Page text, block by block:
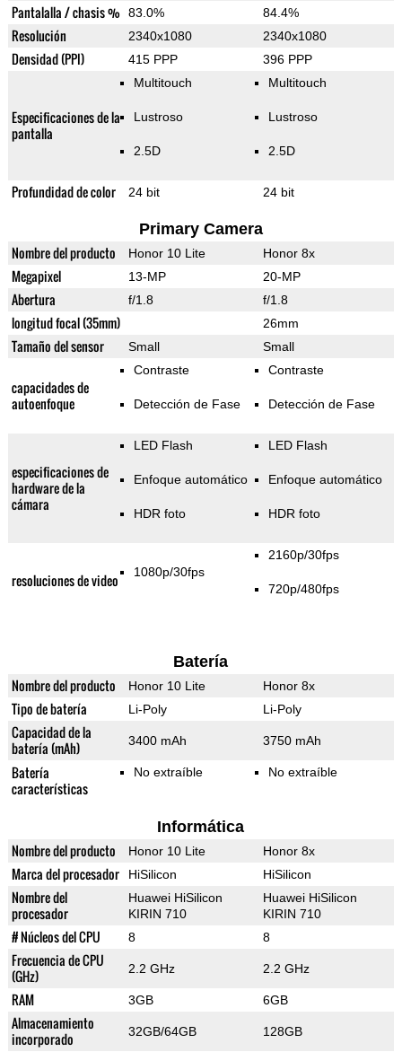
Pantalalla / chasis % 83.0% 84.4%
Resolución 2340x1080 2340x1080
Densidad (PPI) 415 PPP 396 PPP
Especificaciones de la
pantalla
Multitouch
Lustroso
2.5D
Multitouch
Lustroso
2.5D
Profundidad de color 24 bit 24 bit
Primary Camera
Nombre del producto Honor 10 Lite Honor 8x
Megapixel 13-MP 20-MP
Abertura f/1.8 f/1.8
longitud focal (35mm) 26mm
Tamaño del sensor Small Small
capacidades de
autoenfoque
Contraste
Detección de Fase
Contraste
Detección de Fase
especificaciones de
hardware de la
cámara
LED Flash
Enfoque automático
HDR foto
LED Flash
Enfoque automático
HDR foto
resoluciones de video 1080p/30fps
2160p/30fps
720p/480fps
Batería
Nombre del producto Honor 10 Lite Honor 8x
Tipo de batería Li-Poly Li-Poly
Capacidad de la
batería (mAh)
3400 mAh 3750 mAh
Batería
características
No extraíble No extraíble
Informática
Nombre del producto Honor 10 Lite Honor 8x
Marca del procesador HiSilicon HiSilicon
Nombre del
procesador
Huawei HiSilicon
KIRIN 710
Huawei HiSilicon
KIRIN 710
# Núcleos del CPU 8 8
Frecuencia de CPU
(GHz)
2.2 GHz 2.2 GHz
RAM 3GB 6GB
Almacenamiento
incorporado
32GB/64GB 128GB